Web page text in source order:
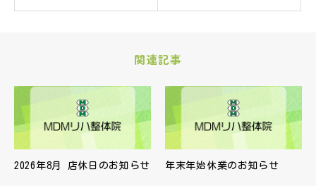
関連記事
2026年8月 店休日のお知らせ 年末年始休業のお知らせ